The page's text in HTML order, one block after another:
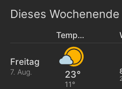
Dieses Wochenende
Temperatur
Freitag
7. Aug. 23°
11°